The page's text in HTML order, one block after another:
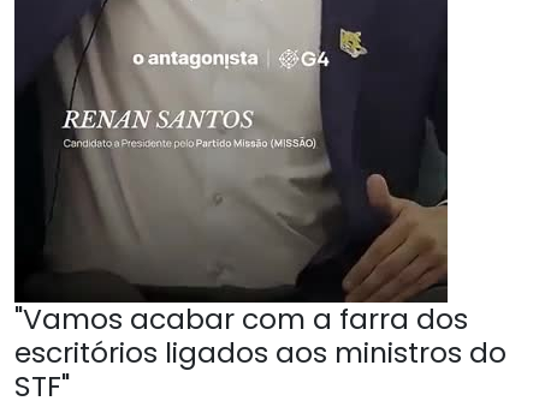
"Vamos acabar com a farra dos
escritórios ligados aos ministros do
STF"